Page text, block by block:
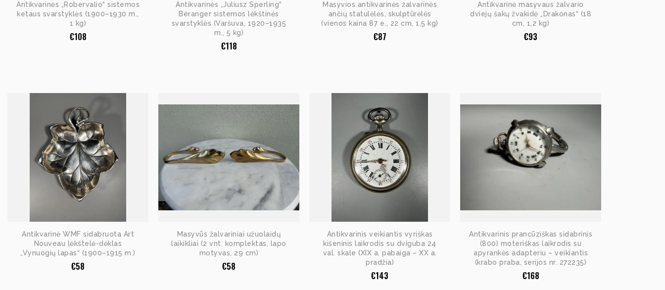
Antikvarinės „Robervalio“ sistemos
ketaus svarstyklės (1900–1930 m.,
1 kg)
€108
Antikvarinės „Juliusz Sperling“
Béranger sistemos lėkštinės
svarstyklės (Varšuva, 1920–1935
m., 5 kg)
€118
Masyvios antikvarinės žalvarinės
ančių statulėlės, skulptūrėlės
(vienos kaina 87 e., 22 cm, 1,5 kg)
€87
Antikvarinė masyvaus žalvario
dviejų šakų žvakidė „Drakonas“ (18
cm, 1,2 kg)
€93
Antikvarinė WMF sidabruota Art
Nouveau lėkštelė-dėklas
„Vynuogių lapas“ (1900–1915 m.)
€58
Masyvūs žalvariniai užuolaidų
laikikliai (2 vnt. komplektas, lapo
motyvas, 29 cm)
€58
Antikvarinis veikiantis vyriškas
kišeninis laikrodis su dviguba 24
val. skale (XIX a. pabaiga – XX a.
pradžia)
€143
Antikvarinis prancūziškas sidabrinis
(800) moteriškas laikrodis su
apyrankės adapteriu – veikiantis
(krabo praba, serijos nr. 272235)
€168